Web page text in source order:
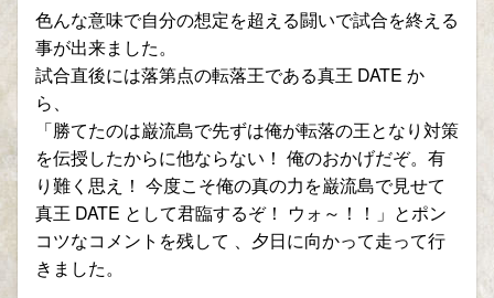
色んな意味で自分の想定を超える闘いで試合を終える
事が出来ました。
試合直後には落第点の転落王である真王 DATE か
ら、
「勝てたのは巌流島で先ずは俺が転落の王となり対策
を伝授したからに他ならない！ 俺のおかげだぞ。有
り難く思え！ 今度こそ俺の真の力を巌流島で見せて
真王 DATE として君臨するぞ！ ウォ～！！」とポン
コツなコメントを残して 、夕日に向かって走って行
きました。